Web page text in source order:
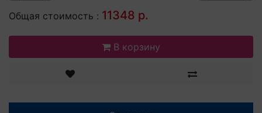
Общая стоимость : 11348 р.
В корзину